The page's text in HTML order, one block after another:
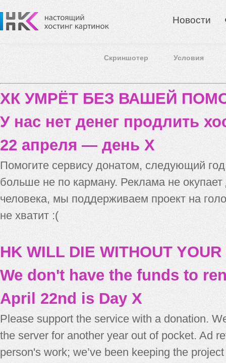
Новости
Скриншотер Условия
ХК УМРЁТ БЕЗ ВАШЕЙ
У нас нет денег продлить
22 апреля — день X
Помогите сервису донатом, следующий
больше не по карману. Реклама не
человека, мы поддерживаем проект на
не хватит :(
HK WILL DIE WITHOUT
We don't have the funds to
April 22nd is Day X
Please support the service with a donation.
the server for another year out of pocket. Ad
person's work; we’ve been keeping the